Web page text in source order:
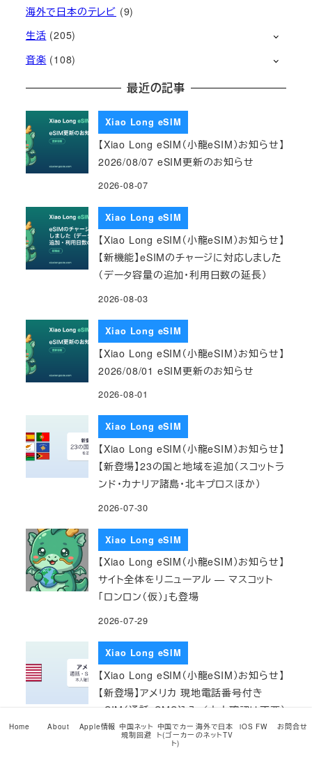
海外で日本のテレビ (9)
生活 (205)
音楽 (108)
最近の記事
Xiao Long eSIM
【Xiao Long eSIM（小龍eSIM）お知らせ】
2026/08/07 eSIM更新のお知らせ
2026-08-07
Xiao Long eSIM
【Xiao Long eSIM（小龍eSIM）お知らせ】
【新機能】eSIMのチャージに対応しました
（データ容量の追加・利用日数の延長）
2026-08-03
Xiao Long eSIM
【Xiao Long eSIM（小龍eSIM）お知らせ】
2026/08/01 eSIM更新のお知らせ
2026-08-01
Xiao Long eSIM
【Xiao Long eSIM（小龍eSIM）お知らせ】
【新登場】23の国と地域を追加（スコットラ
ンド・カナリア諸島・北キプロスほか）
2026-07-30
Xiao Long eSIM
【Xiao Long eSIM（小龍eSIM）お知らせ】
サイト全体をリニューアル — マスコット
「ロンロン（仮）」も登場
2026-07-29
Xiao Long eSIM
【Xiao Long eSIM（小龍eSIM）お知らせ】
【新登場】アメリカ 現地電話番号付き
eSIM（通話・SMS込み／本人確認は不要）
2026-07-29
Home About Apple情報 中国ネット
規制回避
中国でカー
ト(ゴーカー
ト)
海外で日本
のネットTV
iOS FW お問合せ